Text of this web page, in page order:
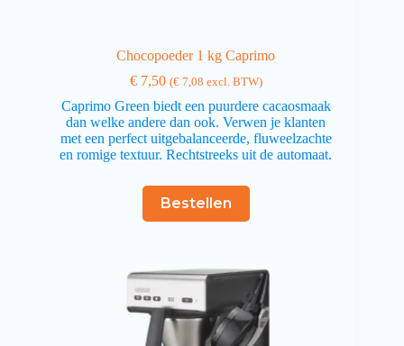
Chocopoeder 1 kg Caprimo
€7,50 (€7,08 excl. BTW)
Caprimo Green biedt een puurdere cacaosmaak
dan welke andere dan ook. Verwen je klanten
met een perfect uitgebalanceerde, fluweelzachte
en romige textuur. Rechtstreeks uit de automaat.
Bestellen